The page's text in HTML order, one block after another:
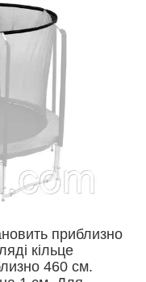
приблизно
кільце
460 см.